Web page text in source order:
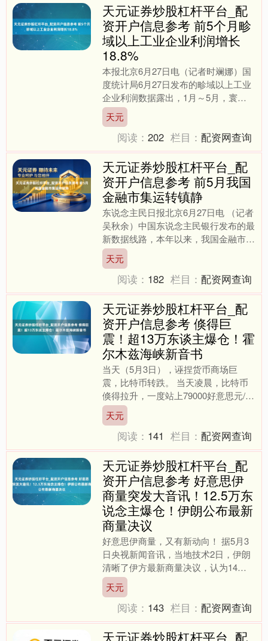
天元证券炒股杠杆平台_配
资开户信息参考 前5个月畛
域以上工业企业利润增长
18.8%
本报北京6月27日电（记者时斓娜）国
度统计局6月27日发布的畛域以上工业
企业利润数据露出，1月～5月，寰球
畛域以上工业企业杀青利润总和
31439.6亿元天元证券....
天元
阅读：202 栏目：配资网查询
天元证券炒股杠杆平台_配
资开户信息参考 前5月我国
金融市集运转镇静
东说念主民日报北京6月27日电 （记者
吴秋余）中国东说念主民银行发布的最
新数据线路，本年以来，我国金融市集
运转镇静，本年前5月天元证券炒股杠
杆平台_配资开户信息....
天元
阅读： 182 栏目：配资网查询
天元证券炒股杠杆平台_配
资开户信息参考 倏得巨
震！超13万东谈主爆仓！霍
尔木兹海峡新音书
当天（5月3日），诬捏货币商场巨
震，比特币转跌。 当天凌晨，比特币
倏得拉升，一度站上79000好意思元/
枚，随后震撼下行，靠拢78000好意思
元/枚，终端发稿，....
天元
阅读： 141 栏目：配资网查询
天元证券炒股杠杆平台_配
资开户信息参考 好意思伊
商量突发大音讯！12.5万东
说念主爆仓！伊朗公布最新
商量决议
好意思伊商量，又有新动向！ 据5月3
日央视新闻音讯，当地技术2日，伊朗
清晰了伊方最新商量决议，认为14点
提议，主要推行包括好意思军从伊朗邻
近地区撤出、根除海上闭....
天元
阅读： 143 栏目：配资网查询
天元证券炒股杠杆平台_配